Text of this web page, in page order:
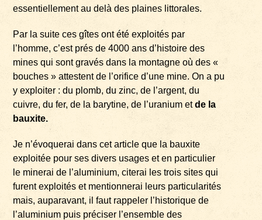
essentiellement au delà des plaines littorales.
Par la suite ces gîtes ont été exploités par
l’homme, c’est prés de 4000 ans d’histoire des
mines qui sont gravés dans la montagne où des «
bouches » attestent de l’orifice d’une mine. On a pu
y exploiter : du plomb, du zinc, de l’argent, du
cuivre, du fer, de la barytine, de l’uranium etde la
bauxite.
Je n’évoquerai dans cet article que la bauxite
exploitée pour ses divers usages et en particulier
le minerai de l’aluminium, citerai les trois sites qui
furent exploités et mentionnerai leurs particularités
mais, auparavant, il faut rappeler l’historique de
l’aluminium puis préciser l’ensemble des